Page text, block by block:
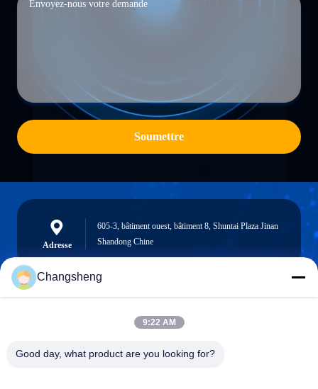
Soumettre
Adresse
605-3, bâtiment ouest, bâtiment 8, Shuntai Plaza Jinan
Shandong Chine
roger@decorationsculpture.com
Changsheng
9:22 AM
Good day, what product are you looking for?